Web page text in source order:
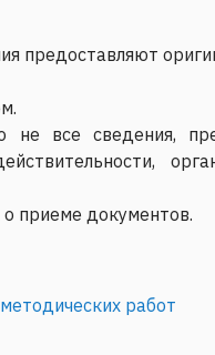
предоставляют
не все сведения,
приеме документов.
работ